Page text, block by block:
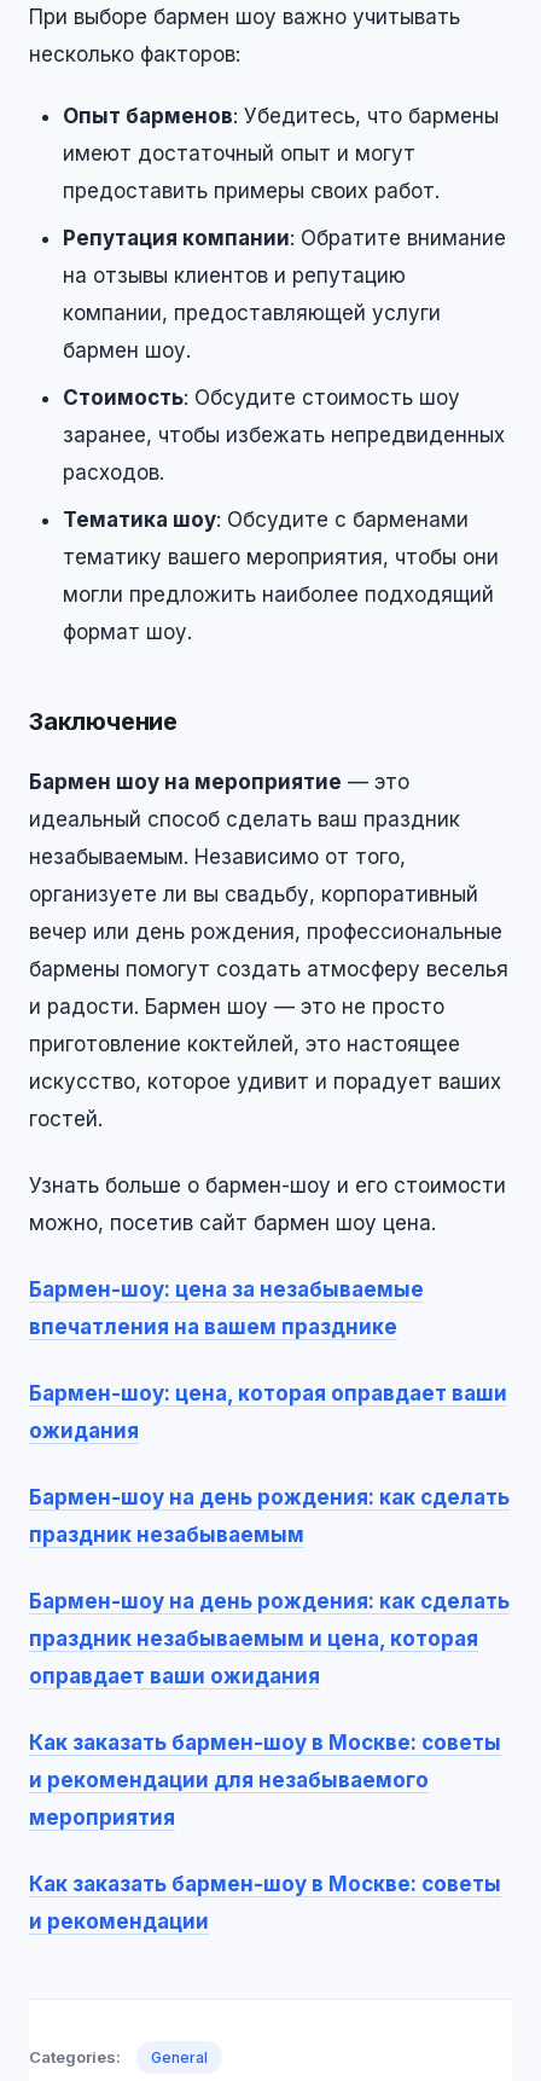
При выборе бармен шоу важно учитывать
несколько факторов:
Опыт барменов: Убедитесь, что бармены
имеют достаточный опыт и могут
предоставить примеры своих работ.
Репутация компании: Обратите внимание
на отзывы клиентов и репутацию
компании, предоставляющей услуги
бармен шоу.
Стоимость: Обсудите стоимость шоу
заранее, чтобы избежать непредвиденных
расходов.
Тематика шоу: Обсудите с барменами
тематику вашего мероприятия, чтобы они
могли предложить наиболее подходящий
формат шоу.
Заключение
Бармен шоу на мероприятие — это
идеальный способ сделать ваш праздник
незабываемым. Независимо от того,
организуете ли вы свадьбу, корпоративный
вечер или день рождения, профессиональные
бармены помогут создать атмосферу веселья
и радости. Бармен шоу — это не просто
приготовление коктейлей, это настоящее
искусство, которое удивит и порадует ваших
гостей.
Узнать больше о бармен-шоу и его стоимости
можно, посетив сайт бармен шоу цена.
Бармен-шоу: цена за незабываемые
впечатления на вашем празднике
Бармен-шоу: цена, которая оправдает ваши
ожидания
Бармен-шоу на день рождения: как сделать
праздник незабываемым
Бармен-шоу на день рождения: как сделать
праздник незабываемым и цена, которая
оправдает ваши ожидания
Как заказать бармен-шоу в Москве: советы
и рекомендации для незабываемого
мероприятия
Как заказать бармен-шоу в Москве: советы
и рекомендации
Categories: General